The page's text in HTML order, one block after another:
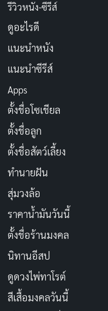
รีวิวหนัง-ซีรีส์
ดูอะไรดี
แนะนำหนัง
แนะนำซีรีส์
Apps
ตั้งชื่อโซเชียล
ตั้งชื่อลูก
ตั้งชื่อสัตว์เลี้ยง
ทำนายฝัน
สุ่มวงล้อ
ราคาน้ำมันวันนี้
ตั้งชื่อร้านมงคล
นิทานอีสป
ดูดวงไพ่ทาโรต์
สีเสื้อมงคลวันนี้